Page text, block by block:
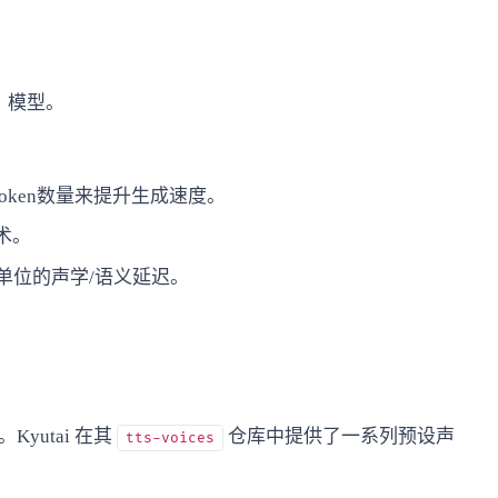
型。
数量来提升生成速度。
的声学/语义延迟。
Kyutai 在其 tts-voices 仓库中提供了一系列预设声